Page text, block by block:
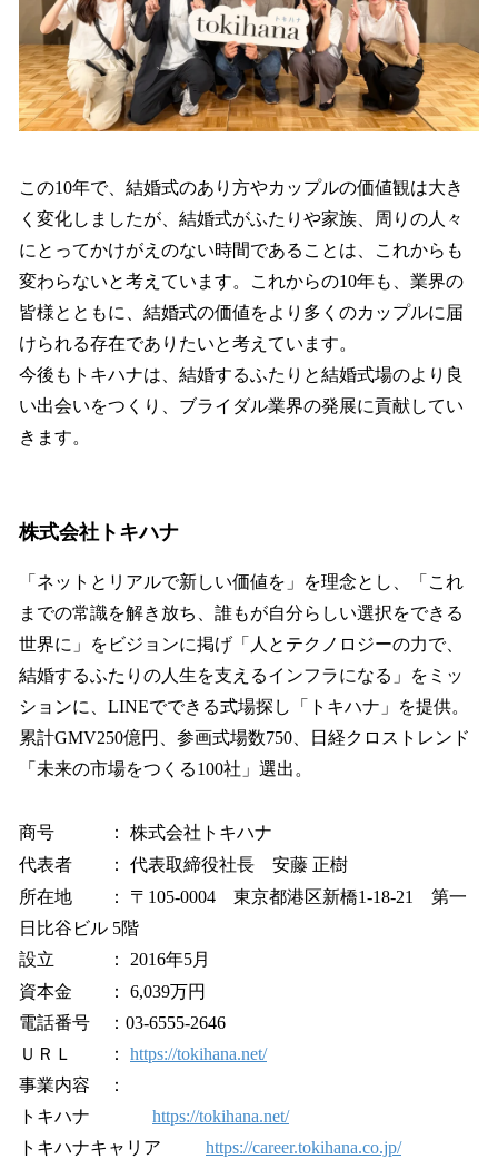
この10年で、結婚式のあり方やカップルの価値観は大き
く変化しましたが、結婚式がふたりや家族、周りの人々
にとってかけがえのない時間であることは、これからも
変わらないと考えています。これからの10年も、業界の
皆様とともに、結婚式の価値をより多くのカップルに届
けられる存在でありたいと考えています。
今後もトキハナは、結婚するふたりと結婚式場のより良
い出会いをつくり、ブライダル業界の発展に貢献してい
きます。
株式会社トキハナ
「ネットとリアルで新しい価値を」を理念とし、「これ
までの常識を解き放ち、誰もが自分らしい選択をできる
世界に」をビジョンに掲げ「人とテクノロジーの力で、
結婚するふたりの人生を支えるインフラになる」をミッ
ションに、LINEでできる式場探し「トキハナ」を提供。
累計GMV250億円、参画式場数750、日経クロストレンド
「未来の市場をつくる100社」選出。
商号 ： 株式会社トキハナ
代表者 ： 代表取締役社長 安藤 正樹
所在地 ： 〒105-0004 東京都港区新橋1-18-21 第一
日比谷ビル 5階
設立 ： 2016年5月
資本金 ： 6,039万円
電話番号 ：03-6555-2646
ＵＲＬ ： https://tokihana.net/
事業内容 ：
トキハナ https://tokihana.net/
トキハナキャリア https://career.tokihana.co.jp/